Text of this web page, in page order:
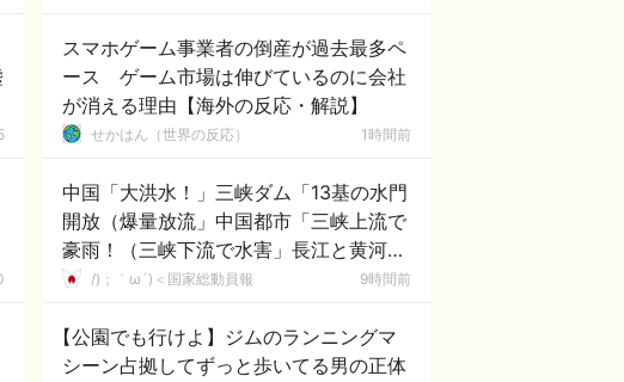
スマホゲーム事業者の倒産が過去最多ペ
ース ゲーム市場は伸びているのに会社
が消える理由【海外の反応・解説】
せかはん（世界の反応） 1時間前
中国「大洪水！」三峡ダム「13基の水門
開放（爆量放流」中国都市「三峡上流で
豪雨！（三峡下流で水害」長江と黄河
「同時氾濫危機」台風13号「中国本土上
/)；｀ω´)＜国家総動員報 9時間前
【公園でも行けよ】ジムのランニングマ
シーン占拠してずっと歩いてる男の正体